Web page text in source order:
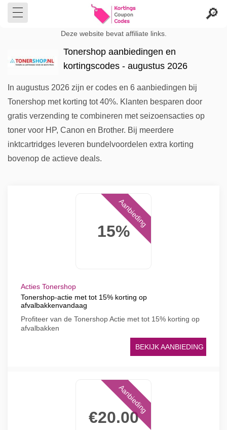
Deze website bevat affiliate links.
Tonershop aanbiedingen en
kortingscodes - augustus 2026
In augustus 2026 zijn er codes en 6 aanbiedingen bij
Tonershop met korting tot 40%. Klanten besparen door
gratis verzending te combineren met seizoensacties op
toner voor HP, Canon en Brother. Bij meerdere
inktcartridges leveren bundelvoordelen extra korting
bovenop de actieve deals.
15%
Aanbieding
Acties Tonershop
Tonershop-actie met tot 15% korting op
afvalbakkenvandaag
Profiteer van de Tonershop Actie met tot 15% korting op
afvalbakken
BEKIJK AANBIEDING
€20.00
Aanbieding